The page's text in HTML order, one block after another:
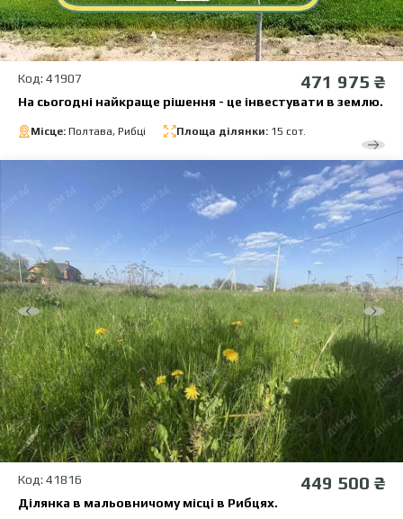
Код: 41907 471 975 ₴
На сьогодні найкраще рішення - це інвестувати в землю.
Місце: Полтава, Рибці Площа ділянки: 15 сот.
Код: 41816 449 500 ₴
Ділянка в мальовничому місці в Рибцях.